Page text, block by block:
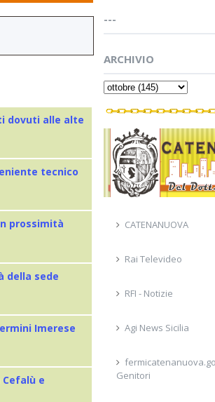
dovuti alle alte
tecnico
prossimità
della sede
Imerese
e
---
ARCHIVIO
CATENANUOVA
Rai Televideo
RFI - Notizie
Agi News Sicilia
Genitori